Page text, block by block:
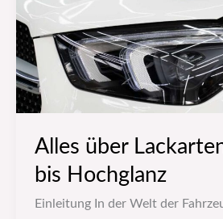
Alles über
bis Hochglanz
Einleitung In der Welt der
Hochglanz